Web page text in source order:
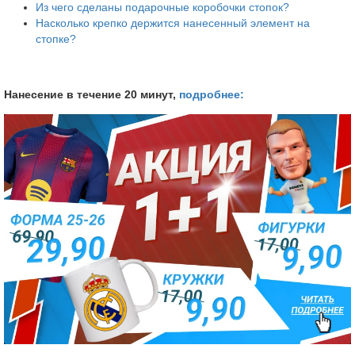
Из чего сделаны подарочные коробочки стопок?
Насколько крепко держится нанесенный элемент на
стопке?
Нанесение в течение 20 минут, подробнее: